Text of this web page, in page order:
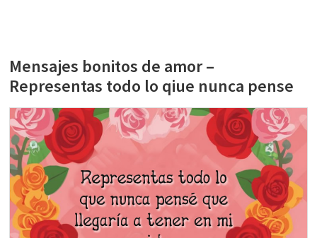
Mensajes bonitos de amor –
Representas todo lo qiue nunca pense